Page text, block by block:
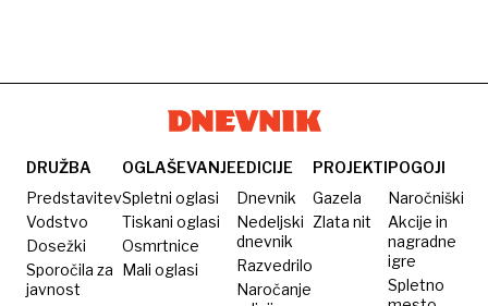
DRUŽBA
Predstavitev
Vodstvo
Dosežki
Sporočila za
javnost
OGLAŠEVANJE
Spletni oglasi
Tiskani oglasi
Osmrtnice
Mali oglasi
EDICIJE
Dnevnik
Nedeljski
dnevnik
Razvedrilo
Naročanje
PROJEKTI
Gazela
Zlata nit
POGOJI
Naročniški
Akcije in
nagradne
igre
Spletno